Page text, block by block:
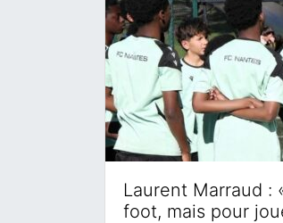
Laurent Marraud :
foot, mais pour